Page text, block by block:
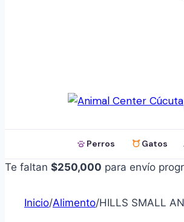
Perros Gatos
Te faltan $250,000 para envío
Inicio/Alimento/HILLS SMALL